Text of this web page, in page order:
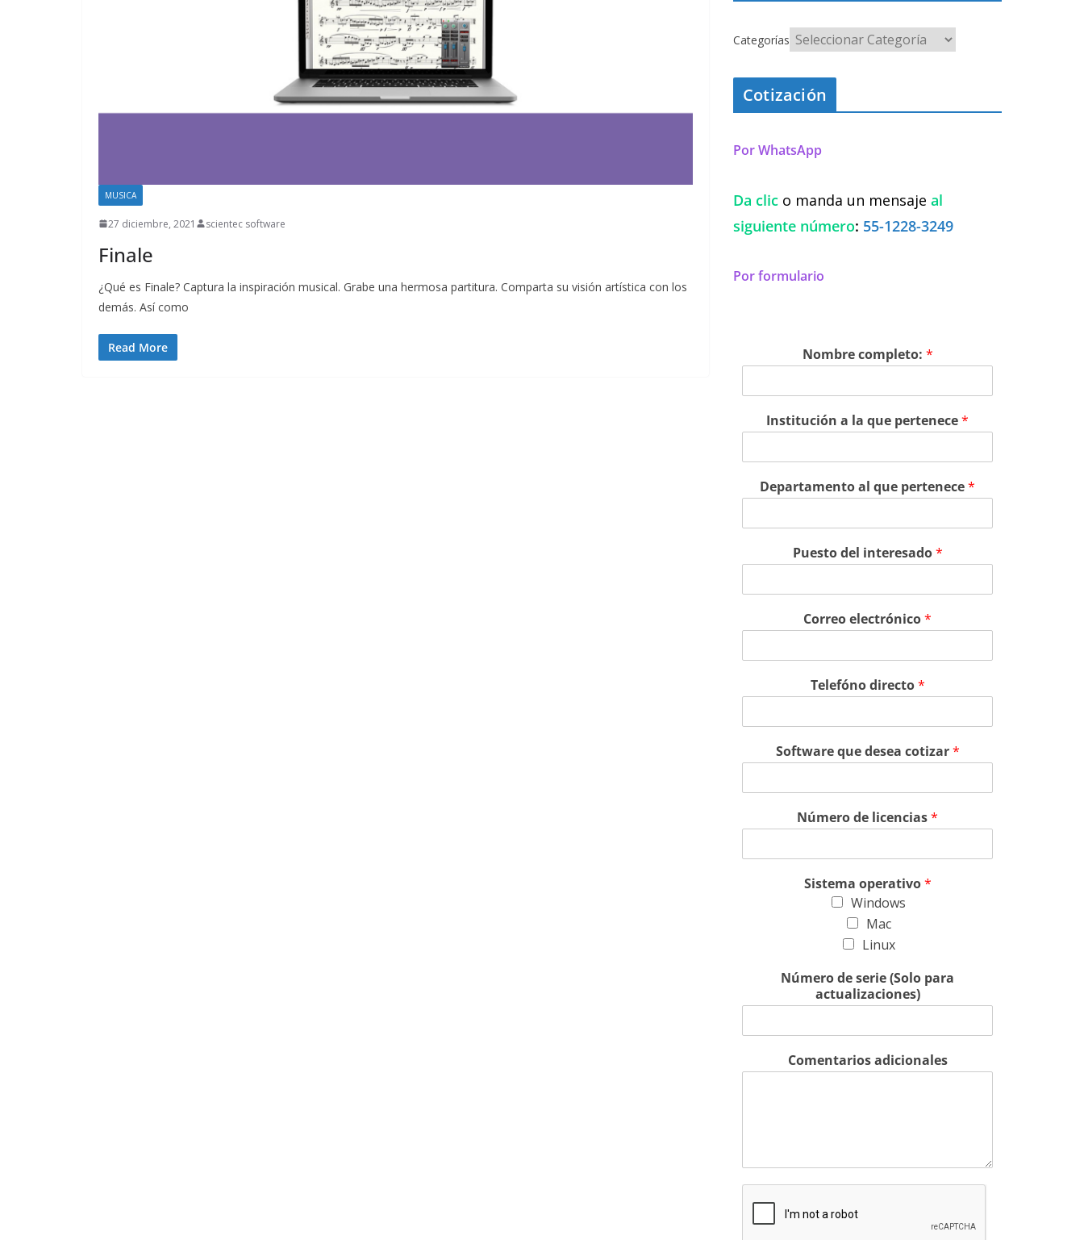
MUSICA
27 diciembre, 2021 scientec software
Finale
¿Qué es Finale? Captura la inspiración musical. Grabe una hermosa partitura. Comparta su visión artística con los
demás. Así como
Read More
Categorías
Cotización
Por WhatsApp
Da clic o manda un mensaje al
siguiente número: 55-1228-3249
Por formulario
Nombre completo: *
Institución a la que pertenece*
Departamento al que pertenece*
Puesto del interesado*
Correo electrónico*
Telefóno directo*
Software que desea cotizar*
Número de licencias*
Sistema operativo*
Windows
Mac
Linux
Número de serie (Solo para
actualizaciones)
Comentarios adicionales